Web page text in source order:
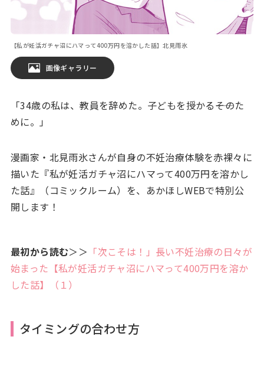
【私が妊活ガチャ沼にハマって400万円を溶かした話】北見雨氷
画像ギャラリー
「34歳の私は、教員を辞めた。子どもを授かる――そのた
めに。」
漫画家・北見雨氷さんが自身の不妊治療体験を赤裸々に
描いた『私が妊活ガチャ沼にハマって400万円を溶かし
た話』（コミックルーム）を、あかほしWEBで特別公
開します！
最初から読む＞＞ 「次こそは！」長い不妊治療の日々が
始まった【私が妊活ガチャ沼にハマって400万円を溶か
した話】（１）
タイミングの合わせ方